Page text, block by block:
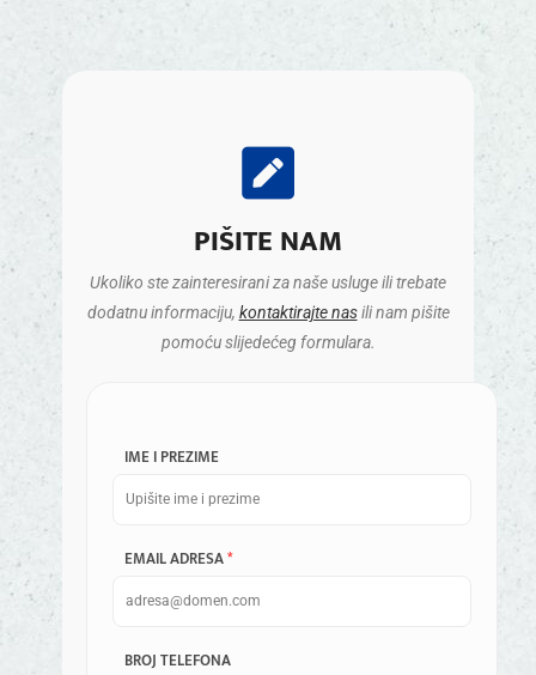
PIŠITE NAM
Ukoliko ste zainteresirani za naše usluge ili trebate
dodatnu informaciju, kontaktirajte nasili nam pišite
pomoću slijedećeg formulara.
IME I PREZIME
EMAIL ADRESA*
BROJ TELEFONA